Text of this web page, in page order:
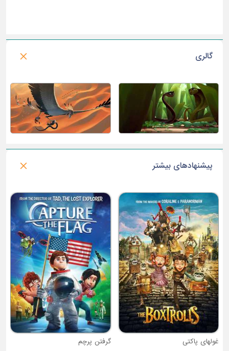
گالری
پیشنهادهای بیشتر
گرفتن پرچم
فصل شکار : گرخیده